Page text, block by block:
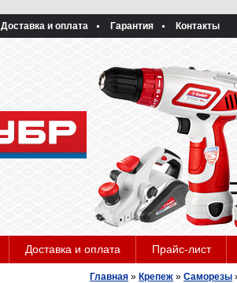
Доставка и оплата Гарантия Контакты
Доставка и оплата Прайс-лист
Главная » Крепеж » Саморезы